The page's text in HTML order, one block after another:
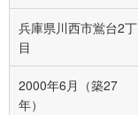
兵庫県川西市鴬台2丁
目
2000年6月（築27
年）